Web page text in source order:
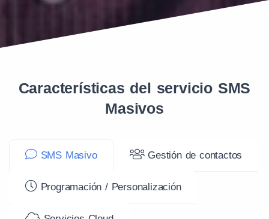
Características del servicio SMS
Masivos
SMS Masivo Gestión de contactos
Programación / Personalización